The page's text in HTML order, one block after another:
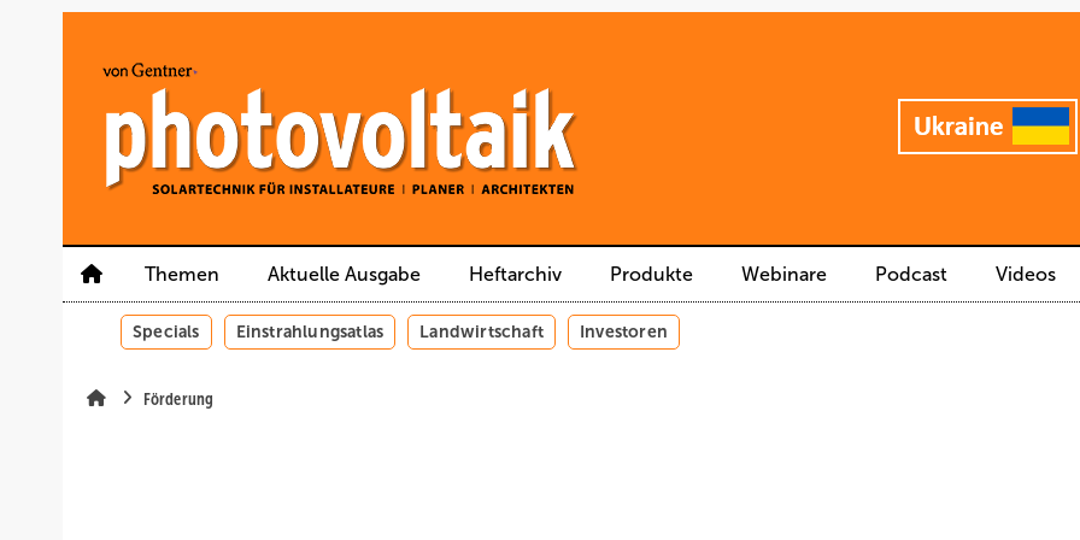
Themen Aktuelle Ausgabe Heftarchiv Produkte Webinare Podcast Videos
Specials Einstrahlungsatlas Landwirtschaft Investoren
Förderung